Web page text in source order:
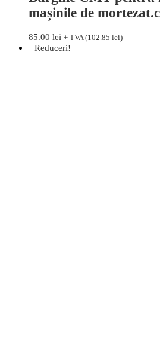
mașinile de
85.00 lei + TVA (102.85 lei)
Reduceri!